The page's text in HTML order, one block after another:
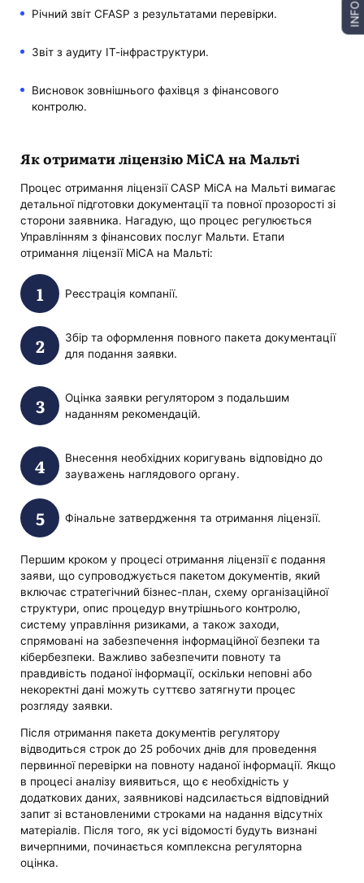
Річний звіт CFASP з результатами перевірки.
Звіт з аудиту ІТ-інфраструктури.
Висновок зовнішнього фахівця з фінансового
контролю.
Як отримати ліцензію MiCA на Мальті
Процес отримання ліцензії CASP MiCA на Мальті вимагає
детальної підготовки документації та повної прозорості зі
сторони заявника. Нагадую, що процес регулюється
Управлінням з фінансових послуг Мальти. Етапи
отримання ліцензії MiCA на Мальті:
Реєстрація компанії.
Збір та оформлення повного пакета документації
для подання заявки.
Оцінка заявки регулятором з подальшим
наданням рекомендацій.
Внесення необхідних коригувань відповідно до
зауважень наглядового органу.
Фінальне затвердження та отримання ліцензії.
Першим кроком у процесі отримання ліцензії є подання
заяви, що супроводжується пакетом документів, який
включає стратегічний бізнес-план, схему організаційної
структури, опис процедур внутрішнього контролю,
систему управління ризиками, а також заходи,
спрямовані на забезпечення інформаційної безпеки та
кібербезпеки. Важливо забезпечити повноту та
правдивість поданої інформації, оскільки неповні або
некоректні дані можуть суттєво затягнути процес
розгляду заявки.
Після отримання пакета документів регулятору
відводиться строк до 25 робочих днів для проведення
первинної перевірки на повноту наданої інформації. Якщо
в процесі аналізу виявиться, що є необхідність у
додаткових даних, заявникові надсилається відповідний
запит зі встановленими строками на надання відсутніх
матеріалів. Після того, як усі відомості будуть визнані
вичерпними, починається комплексна регуляторна
оцінка.
INFO